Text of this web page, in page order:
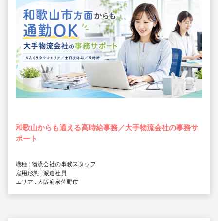
和歌山からも通える高時給事務／大手物流会社の事務サ
ポート
職種 : 物流会社の事務スタッフ
雇用形態 : 派遣社員
エリア : 大阪府泉佐野市